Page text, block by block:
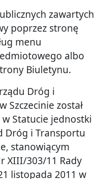
zawartych
poprzez stronę
menu
albo
Biuletynu.
Dróg i
Szczecinie został
w Statucie jednostki
Dróg i Transportu
stanowiącym
XIII/303/11 Rady
listopada 2011 w